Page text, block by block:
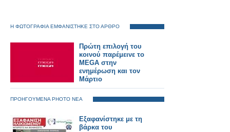
Η ΦΩΤΟΓΡΑΦΙΑ ΕΜΦΑΝΙΣΤΗΚΕ ΣΤΟ ΑΡΘΡΟ
Πρώτη επιλογή του
κοινού παρέμεινε το
MEGA στην
ενημέρωση και τον
Μάρτιο
ΠΡΟΗΓΟΥΜΕΝΑ PHOTO ΝΕΑ
Εξαφανίστηκε με τη
βάρκα του